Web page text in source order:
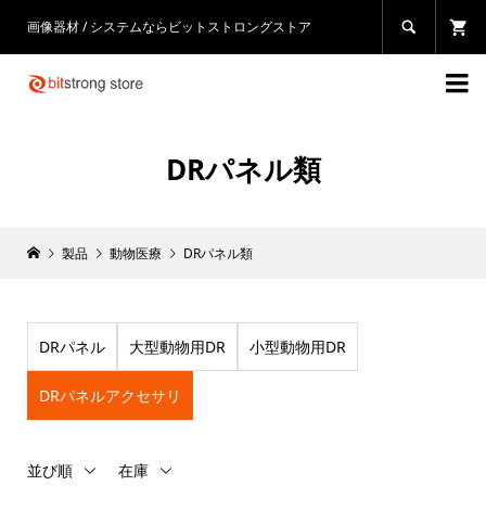
画像器材 / システムならビットストロングストア 

DRパネル類
製品 動物医療 DRパネル類
DRパネル 大型動物用DR 小型動物用DR
DRパネルアクセサリ
並び順 在庫